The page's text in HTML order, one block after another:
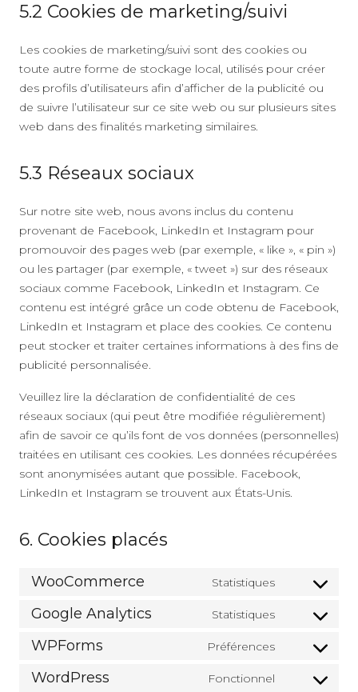
5.2 Cookies de marketing/suivi
Les cookies de marketing/suivi sont des cookies ou
toute autre forme de stockage local, utilisés pour créer
des profils d’utilisateurs afin d’afficher de la publicité ou
de suivre l’utilisateur sur ce site web ou sur plusieurs sites
web dans des finalités marketing similaires.
5.3 Réseaux sociaux
Sur notre site web, nous avons inclus du contenu
provenant de Facebook, LinkedIn et Instagram pour
promouvoir des pages web (par exemple, « like », « pin »)
ou les partager (par exemple, « tweet ») sur des réseaux
sociaux comme Facebook, LinkedIn et Instagram. Ce
contenu est intégré grâce un code obtenu de Facebook,
LinkedIn et Instagram et place des cookies. Ce contenu
peut stocker et traiter certaines informations à des fins de
publicité personnalisée.
Veuillez lire la déclaration de confidentialité de ces
réseaux sociaux (qui peut être modifiée régulièrement)
afin de savoir ce qu’ils font de vos données (personnelles)
traitées en utilisant ces cookies. Les données récupérées
sont anonymisées autant que possible. Facebook,
LinkedIn et Instagram se trouvent aux États-Unis.
6. Cookies placés
WooCommerce Statistiques
Consent
Google Analytics Statistiques
Consent
google-
WPForms Préférences
Consent
WordPress Fonctionnel
Consent